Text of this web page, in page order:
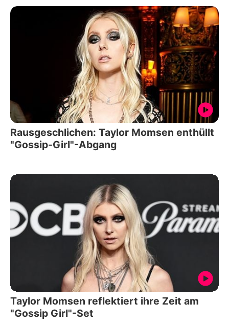
Rausgeschlichen: Taylor Momsen enthüllt
"Gossip-Girl"-Abgang
Taylor Momsen reflektiert ihre Zeit am
"Gossip Girl"-Set